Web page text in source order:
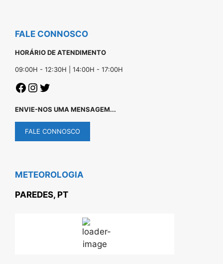
FALE CONNOSCO
HORÁRIO DE ATENDIMENTO
09:00H - 12:30H | 14:00H - 17:00H
ENVIE-NOS UMA MENSAGEM...
FALE CONNOSCO
METEOROLOGIA
PAREDES, PT
°C